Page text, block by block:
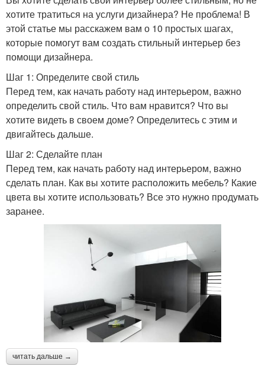
хотите тратиться на услуги дизайнера? Не проблема! В
этой статье мы расскажем вам о 10 простых шагах,
которые помогут вам создать стильный интерьер без
помощи дизайнера.
Шаг 1: Определите свой стиль
Перед тем, как начать работу над интерьером, важно
определить свой стиль. Что вам нравится? Что вы
хотите видеть в своем доме? Определитесь с этим и
двигайтесь дальше.
Шаг 2: Сделайте план
Перед тем, как начать работу над интерьером, важно
сделать план. Как вы хотите расположить мебель? Какие
цвета вы хотите использовать? Все это нужно продумать
заранее.
читать дальше →